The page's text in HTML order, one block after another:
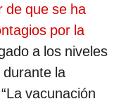
de que se ha
por la
a los niveles
la
vacunación